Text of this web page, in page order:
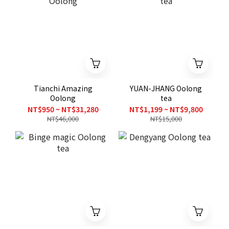
Tianchi Amazing
Oolong
NT$950 ~ NT$31,280
NT$46,000
YUAN-JHANG Oolong
tea
NT$1,199 ~ NT$9,800
NT$15,000